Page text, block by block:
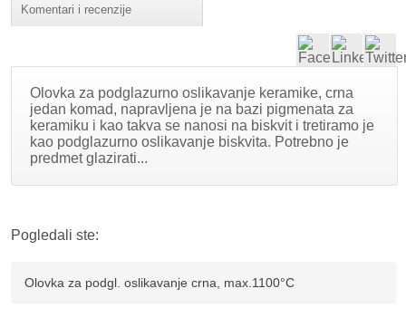
Komentari i recenzije
Olovka za podglazurno oslikavanje keramike, crna
jedan komad, napravljena je na bazi pigmenata za
keramiku i kao takva se nanosi na biskvit i tretiramo je
kao podglazurno oslikavanje biskvita. Potrebno je
predmet glazirati...
Pogledali ste:
Olovka za podgl. oslikavanje crna, max.1100°C